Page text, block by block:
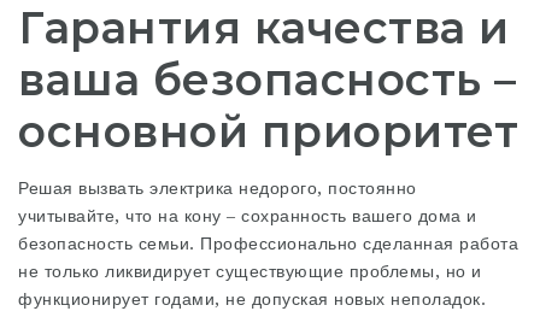
Гарантия качества и
ваша безопасность –
основной приоритет
Решая вызвать электрика недорого, постоянно
учитывайте, что на кону – сохранность вашего дома и
безопасность семьи. Профессионально сделанная работа
не только ликвидирует существующие проблемы, но и
функционирует годами, не допуская новых неполадок.